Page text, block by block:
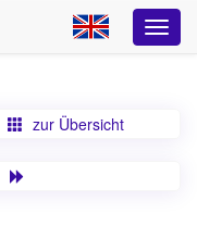
zur Übersicht